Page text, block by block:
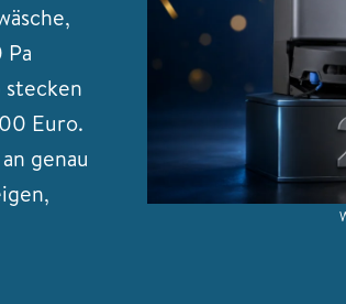
Euro.
genau